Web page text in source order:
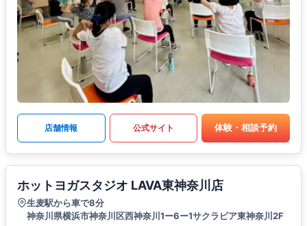
店舗情報 公式サイト 体験・相談予約
ホットヨガスタジオ LAVA東神奈川店
生麦駅から車で8分
神奈川県横浜市神奈川区西神奈川1ー6ー1サクラピア東神奈川2F